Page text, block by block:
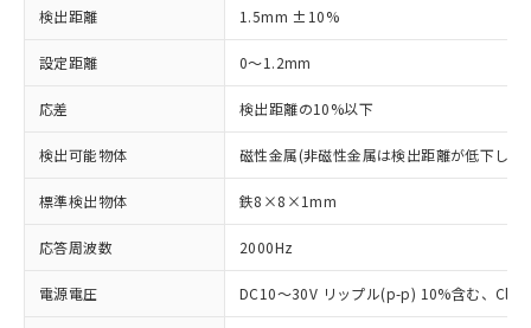
検出距離 1.5mm ±10%
設定距離 0～1.2mm
応差 検出距離の10%以下
検出可能物体 磁性金属(非磁性金属は検出距離が低下しま
標準検出物体 鉄8×8×1mm
応答周波数 2000Hz
電源電圧 DC10～30V リップル(p-p) 10%含む、